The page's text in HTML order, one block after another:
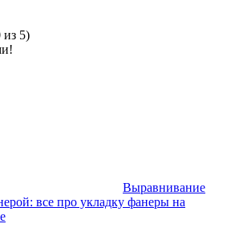
из 5)
Выравнивание
все про укладку фанеры на